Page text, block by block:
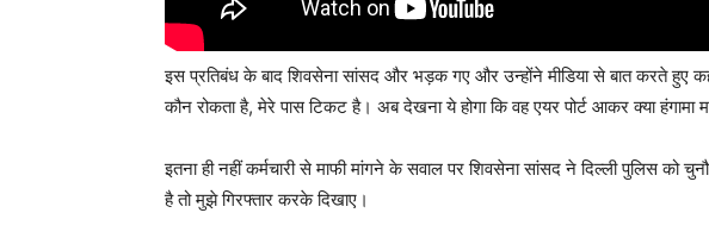
इस प्रतिबंध के बाद शिवसेना सांसद और भड़क गए और उन्होंने मीडिया से बात करते हुए
कौन रोकता है, मेरे पास टिकट है। अब देखना ये होगा कि वह एयर पोर्ट आकर क्या हंगामा
इतना ही नहीं कर्मचारी से माफी मांगने के सवाल पर शिवसेना सांसद ने दिल्ली पुलिस को
है तो मुझे गिरफ्तार करके दिखाए।